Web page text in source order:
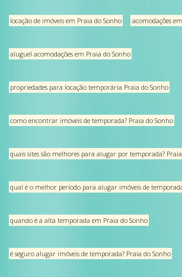
locação de imóveis em Praia do Sonho acomodações
aluguel acomodações em Praia do Sonho
propriedades para locação temporária Praia do Sonho
como encontrar imóveis de temporada? Praia do Sonho
quais sites são melhores para alugar por temporada?
qual é o melhor período para alugar imóveis de
quando é a alta temporada em Praia do Sonho
é seguro alugar imóveis de temporada? Praia do Sonho